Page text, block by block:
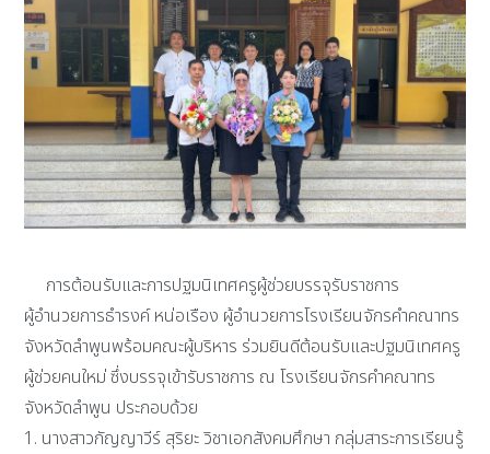
การต้อนรับและการปฐมนิเทศครูผู้ช่วยบรรจุรับราชการ
ผู้อำนวยการธำรงค์ หน่อเรือง ผู้อำนวยการโรงเรียนจักรคำคณาทร
จังหวัดลำพูนพร้อมคณะผู้บริหาร ร่วมยินดีต้อนรับและปฐมนิเทศครู
ผู้ช่วยคนใหม่ ซึ่งบรรจุเข้ารับราชการ ณ โรงเรียนจักรคำคณาทร
จังหวัดลำพูน ประกอบด้วย
1. นางสาวกัญญาวีร์ สุริยะ วิชาเอกสังคมศึกษา กลุ่มสาระการเรียนรู้